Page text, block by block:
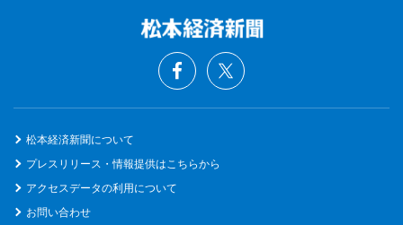
松本経済新聞について
プレスリリース・情報提供はこちらから
アクセスデータの利用について
お問い合わせ